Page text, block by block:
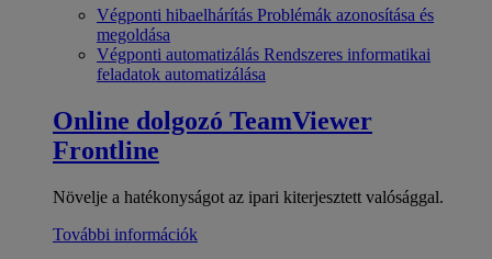
Végponti hibaelhárítás Problémák azonosítása és
megoldása
Végponti automatizálás Rendszeres informatikai
feladatok automatizálása
Online dolgozó TeamViewer
Frontline
Növelje a hatékonyságot az ipari kiterjesztett valósággal.
További információk